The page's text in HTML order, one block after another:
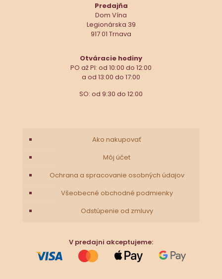
Predajňa
Dom Vína
Legionárska 39
917 01 Trnava
Otváracie hodiny
PO až PI: od 10:00 do 12:00
a od 13:00 do 17:00
SO: od 9:30 do 12:00
Ako nakupovať
Môj účet
Ochrana a spracovanie osobných údajov
Všeobecné obchodné podmienky
Odstúpenie od zmluvy
V predajni akceptujeme: